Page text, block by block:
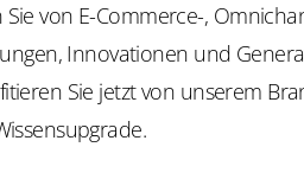
von E-Commerce-,
Innovationen und
Sie jetzt von unserem